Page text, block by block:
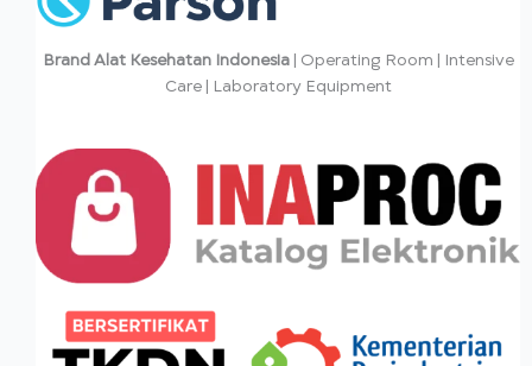
Brand Alat Kesehatan Indonesia| Operating Room | Intensive
Care | Laboratory Equipment